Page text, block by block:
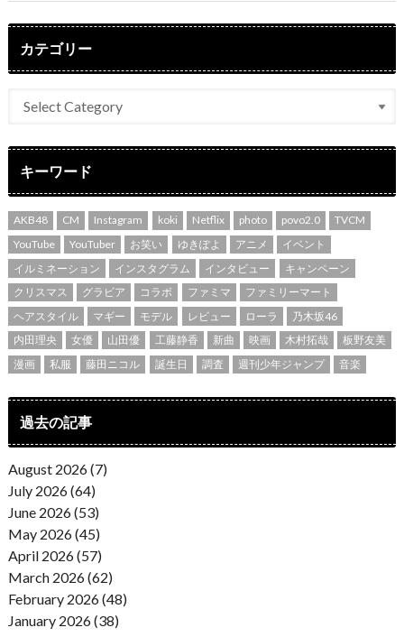
カテゴリー
キーワード
AKB48 CM Instagram koki Netflix photo povo2.0
TVCM
YouTube
YouTuber お笑い ゆきぽよ アニメ
イベント
イルミネーション
インスタグラム インタビュー
キャンペーン
クリスマス
グラビア コラボ ファミマ
ファミリーマート
ヘアスタイル
マギー モデル レビュー ローラ
乃木坂46
内田理央
女優 山田優 工藤静香 新曲 映画 木村拓哉
板野友美
漫画
私服 藤田ニコル 誕生日 調査 週刊少年ジャンプ 音楽
過去の記事
August 2026 (7)
July 2026 (64)
June 2026 (53)
May 2026 (45)
April 2026 (57)
March 2026 (62)
February 2026 (48)
January 2026 (38)